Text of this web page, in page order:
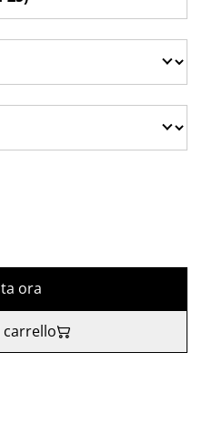
ora
carrello